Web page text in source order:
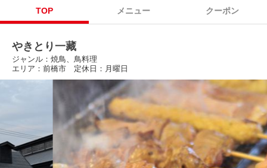
TOP メニュー クーポン
やきとり一藏
ジャンル：焼鳥、鳥料理
エリア：前橋市 定休日：月曜日